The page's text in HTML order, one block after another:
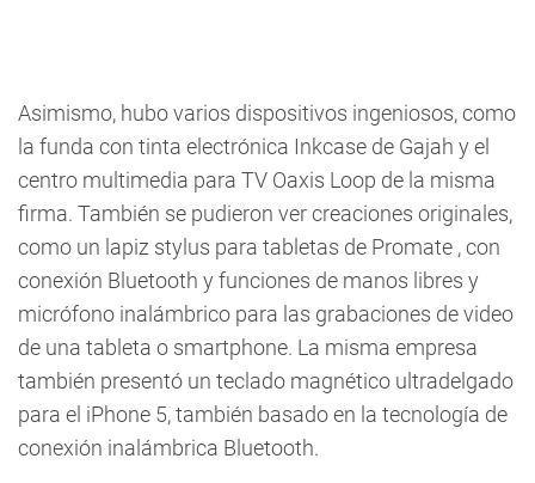
Asimismo, hubo varios dispositivos ingeniosos, como
la funda con tinta electrónica Inkcase de Gajah y el
centro multimedia para TV Oaxis Loop de la misma
firma. También se pudieron ver creaciones originales,
como un lapiz stylus para tabletas de Promate , con
conexión Bluetooth y funciones de manos libres y
micrófono inalámbrico para las grabaciones de video
de una tableta o smartphone. La misma empresa
también presentó un teclado magnético ultradelgado
para el iPhone 5, también basado en la tecnología de
conexión inalámbrica Bluetooth.